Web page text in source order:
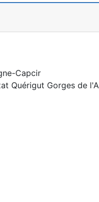
Capcir
Quérigut Gorges de